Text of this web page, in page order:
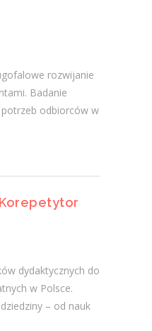
rozwijanie
Badanie
odbiorców w
dydaktycznych do
w Polsce.
– od nauk